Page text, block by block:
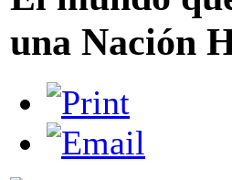
una Nación